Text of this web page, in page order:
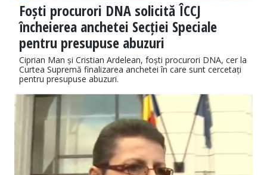
Foști procurori DNA solicită ÎCCJ
încheierea anchetei Secției Speciale
pentru presupuse abuzuri
Ciprian Man și Cristian Ardelean, foști procurori DNA, cer la
Curtea Supremă finalizarea anchetei în care sunt cercetați
pentru presupuse abuzuri.